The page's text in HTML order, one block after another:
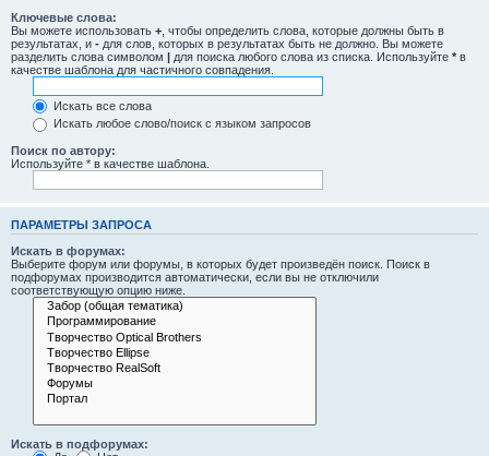
Ключевые слова:
Вы можете использовать + , чтобы определить слова, которые должны быть в
результатах, и - для слов, которых в результатах быть не должно. Вы можете
разделить слова символом | для поиска любого слова из списка. Используйте * в
качестве шаблона для частичного совпадения.
Искать все слова
Искать любое слово/поиск с языком запросов
Поиск по автору:
Используйте * в качестве шаблона.
ПАРАМЕТРЫ ЗАПРОСА
Искать в форумах:
Выберите форум или форумы, в которых будет произведён поиск. Поиск в
подфорумах производится автоматически, если вы не отключили
соответствующую опцию ниже.
Искать в подфорумах: